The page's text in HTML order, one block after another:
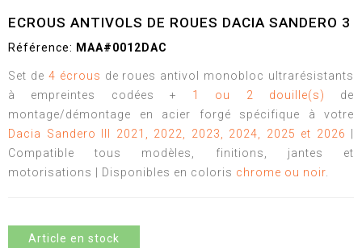
ECROUS ANTIVOLS DE ROUES DACIA SANDERO 3
Référence: MAA#0012DAC
Set de 4 écrous de roues antivol monobloc ultrarésistants
à empreintes codées + 1 ou 2 douille(s)
de
montage/démontage en acier forgé spécifique à votre
Dacia Sandero III 2021, 2022, 2023, 2024, 2025 et 2026
Compatible tous modèles, finitions, jantes et
motorisations | Disponibles en coloris chrome ou noir
Article en stock